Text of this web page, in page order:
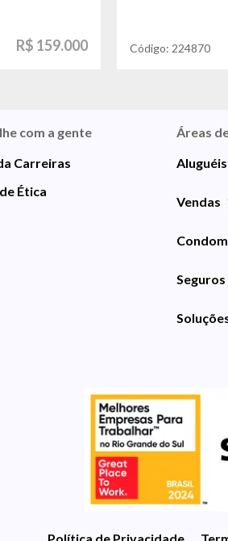
R$ 159.000 Código: 224870
com a gente
Carreiras
Ética
Áreas
Aluguéis
Vendas
Seguros
Política de Privacidade